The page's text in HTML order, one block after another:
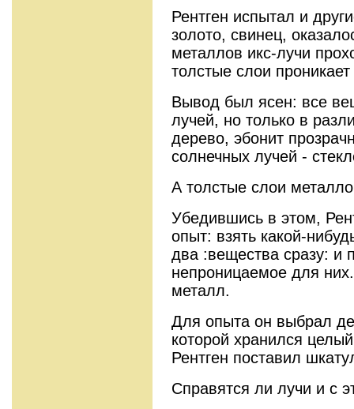
Рентген испытал и
золото, свинец,
металлов икс-лучи
толстые слои
Вывод был ясен: все
лучей, но только в
дерево, эбонит
солнечных лучей -
А толстые слои
Убедившись в этом,
опыт: взять какой-
два :вещества сразу: и
непро­ницаемое для
металл.
Для опыта он выбрал
которой хранился
Рентген поставил
Справятся ли лучи и с